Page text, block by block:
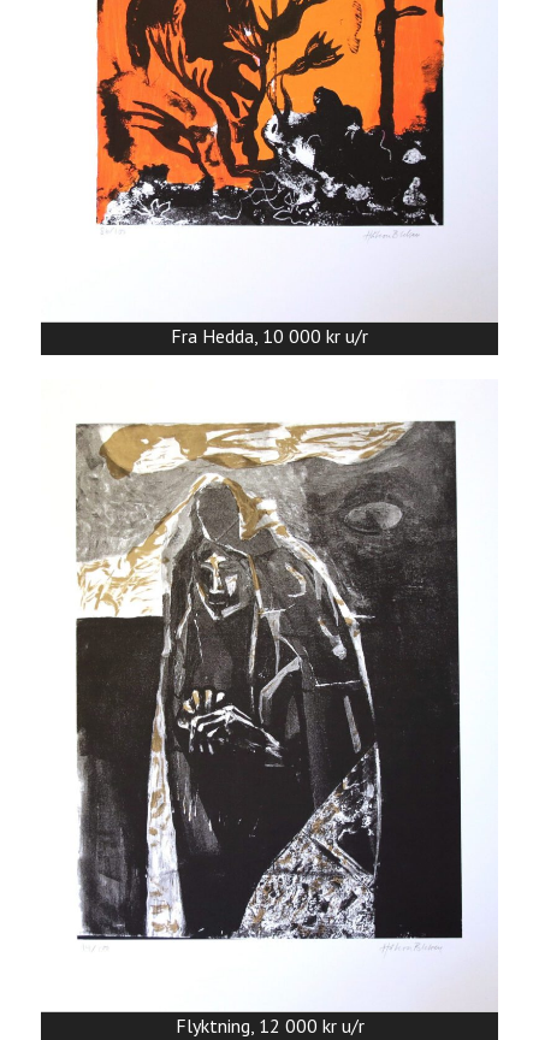
Fra Hedda, 10 000 kr u/r
Flyktning, 12 000 kr u/r